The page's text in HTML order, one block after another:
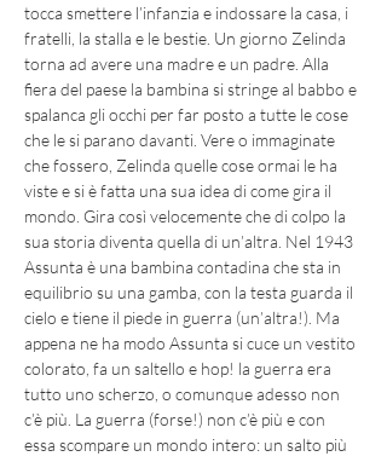
tocca smettere l’infanzia e indossare la casa, i
fratelli, la stalla e le bestie. Un giorno Zelinda
torna ad avere una madre e un padre. Alla
fiera del paese la bambina si stringe al babbo e
spalanca gli occhi per far posto a tutte le cose
che le si parano davanti. Vere o immaginate
che fossero, Zelinda quelle cose ormai le ha
viste e si è fatta una sua idea di come gira il
mondo. Gira così velocemente che di colpo la
sua storia diventa quella di un’altra. Nel 1943
Assunta è una bambina contadina che sta in
equilibrio su una gamba, con la testa guarda il
cielo e tiene il piede in guerra (un’altra!). Ma
appena ne ha modo Assunta si cuce un vestito
colorato, fa un saltello e hop! la guerra era
tutto uno scherzo, o comunque adesso non
c’è più. La guerra (forse!) non c’è più e con
essa scompare un mondo intero: un salto più